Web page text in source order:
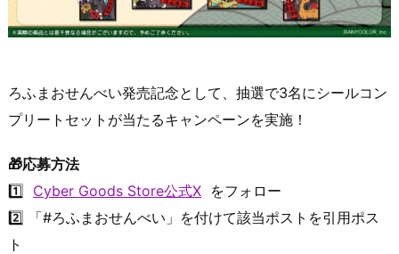
ろふまおせんべい発売記念として、抽選で3名にシールコン
プリートセットが当たるキャンペーンを実施！
🎁応募方法
1️⃣ Cyber Goods Store公式X をフォロー
2️⃣ 「#ろふまおせんべい」を付けて該当ポストを引用ポス
ト